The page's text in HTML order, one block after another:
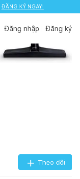
ĐĂNG KÝ NGAY!
Đăng nhập Đăng ký
Theo dõi